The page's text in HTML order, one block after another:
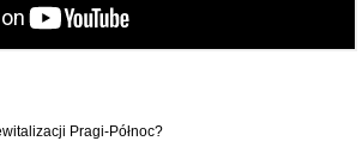
Pragi-Północ?